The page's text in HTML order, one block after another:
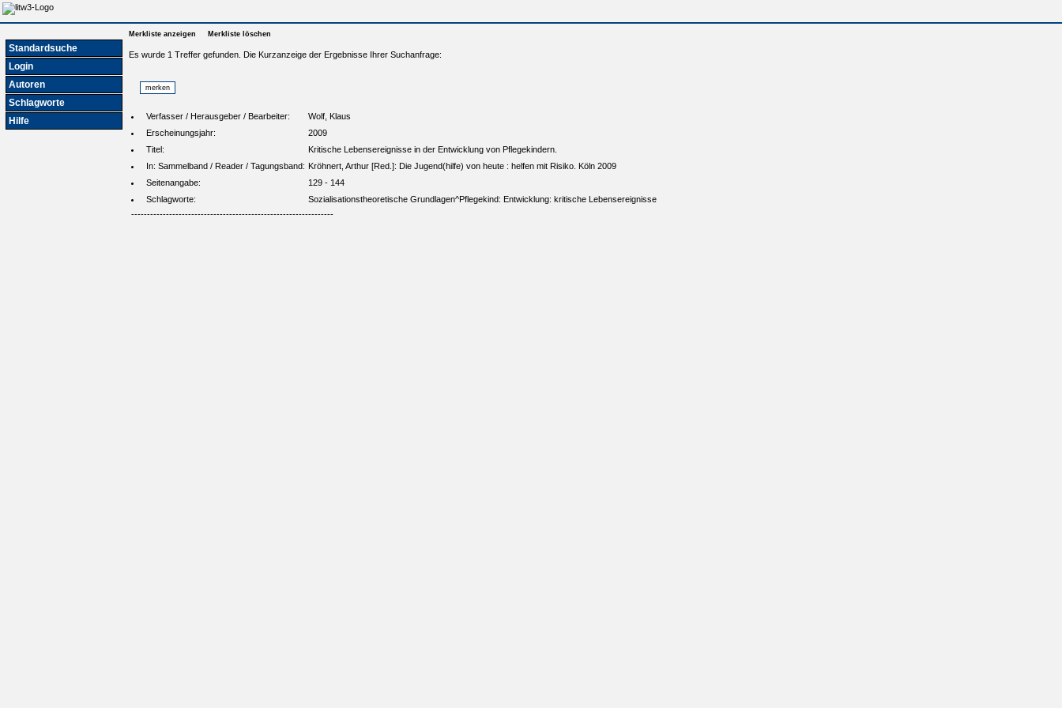
Standardsuche
Login
Autoren
Schlagworte
Hilfe
Merkliste anzeigen Merkliste löschen
Es wurde 1 Treffer gefunden. Die Kurzanzeige der Ergebnisse Ihrer Suchanfrage:
Verfasser / Herausgeber / Bearbeiter:
Wolf, Klaus
Erscheinungsjahr:
2009
Titel:
Kritische Lebensereignisse in der Entwicklung von Pflegekindern.
In: Sammelband / Reader / Tagungsband: Kröhnert, Arthur [Red.]: Die Jugend(hilfe) von heute : helfen mit Risiko. Köln 2009
Seitenangabe:
129 - 144
Schlagworte:
Sozialisationstheoretische Grundlagen^Pflegekind: Entwicklung: kritische Lebensereignisse
----------------------------------------------------------------